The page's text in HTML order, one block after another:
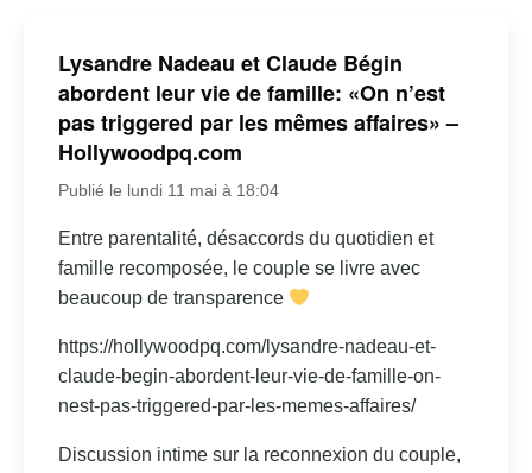
Lysandre Nadeau et Claude Bégin
abordent leur vie de famille: «On n’est
pas triggered par les mêmes affaires» –
Hollywoodpq.com
Publié le lundi 11 mai à 18:04
Entre parentalité, désaccords du quotidien et
famille recomposée, le couple se livre avec
beaucoup de transparence
https://hollywoodpq.com/lysandre-nadeau-et-
claude-begin-abordent-leur-vie-de-famille-on-
nest-pas-triggered-par-les-memes-affaires/
Discussion intime sur la reconnexion du couple,